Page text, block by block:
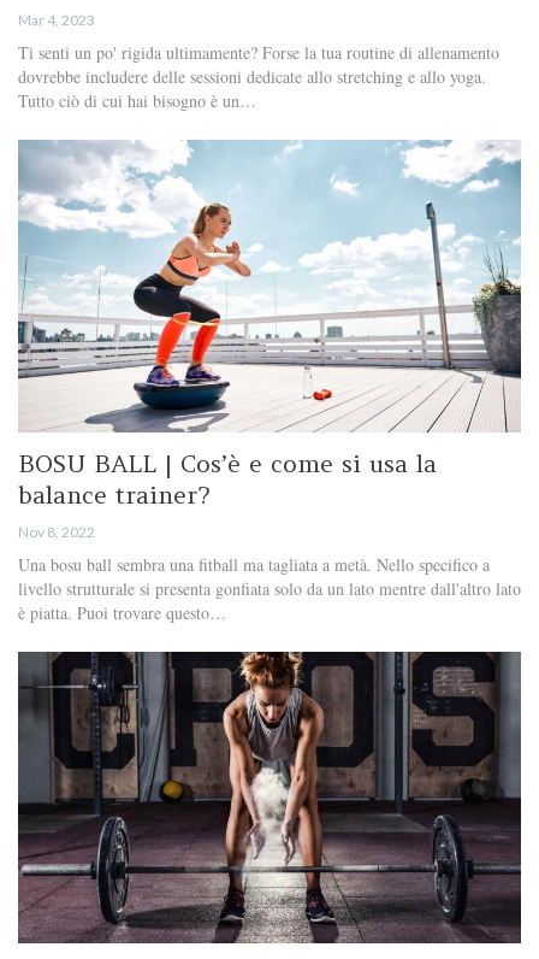
Mar 4, 2023
Ti senti un po' rigida ultimamente? Forse la tua routine di allenamento
dovrebbe includere delle sessioni dedicate allo stretching e allo yoga.
Tutto ciò di cui hai bisogno è un…
BOSU BALL | Cos’è e come si usa la
balance trainer?
Nov 8, 2022
Una bosu ball sembra una fitball ma tagliata a metà. Nello specifico a
livello strutturale si presenta gonfiata solo da un lato mentre dall'altro lato
è piatta. Puoi trovare questo…